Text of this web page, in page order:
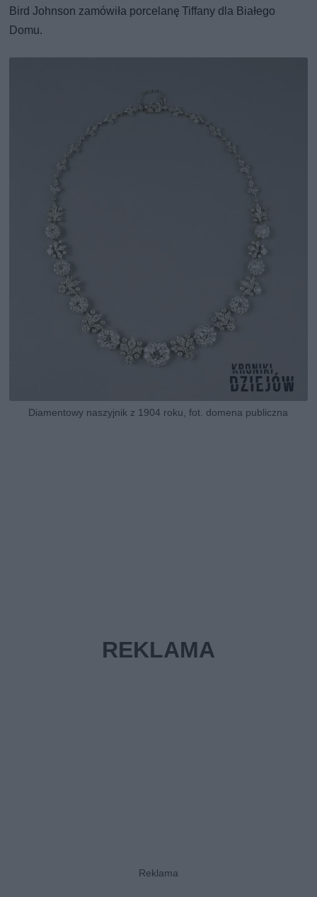
Bird Johnson zamówiła porcelanę Tiffany dla Białego
Domu.
Diamentowy naszyjnik z 1904 roku, fot. domena publiczna